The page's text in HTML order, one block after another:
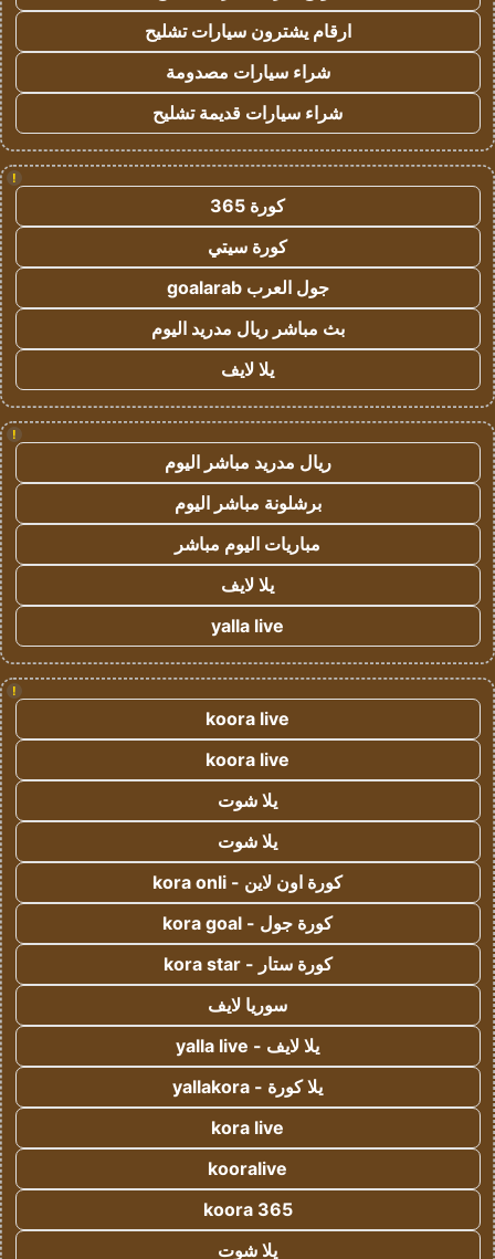
ارقام يشترون سيارات تشليح
شراء سيارات مصدومة
شراء سيارات قديمة تشليح
!
كورة 365
كورة سيتي
جول العرب goalarab
بث مباشر ريال مدريد اليوم
يلا لايف
!
ريال مدريد مباشر اليوم
برشلونة مباشر اليوم
مباريات اليوم مباشر
يلا لايف
yalla live
!
koora live
koora live
يلا شوت
يلا شوت
كورة اون لاين - kora onli
كورة جول - kora goal
كورة ستار - kora star
سوريا لايف
يلا لايف - yalla live
يلا كورة - yallakora
kora live
kooralive
koora 365
يلا شوت